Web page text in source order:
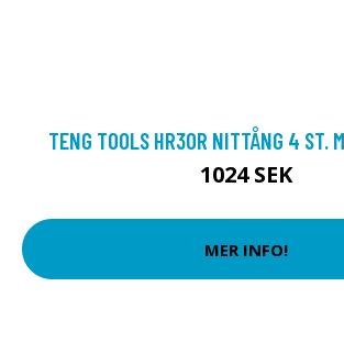
TENG TOOLS HR30R NITTÅNG 4 ST.
1024 SEK
MER INFO!